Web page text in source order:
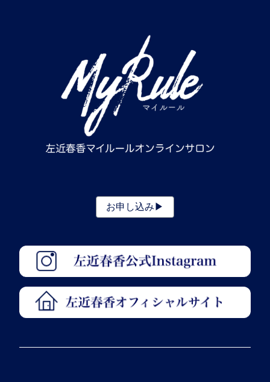
お申し込み▶︎